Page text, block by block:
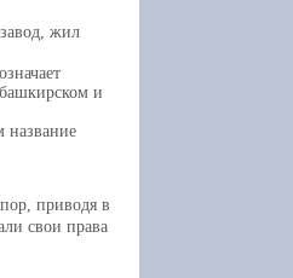
завод, жил
и
название
приводя в
свои права